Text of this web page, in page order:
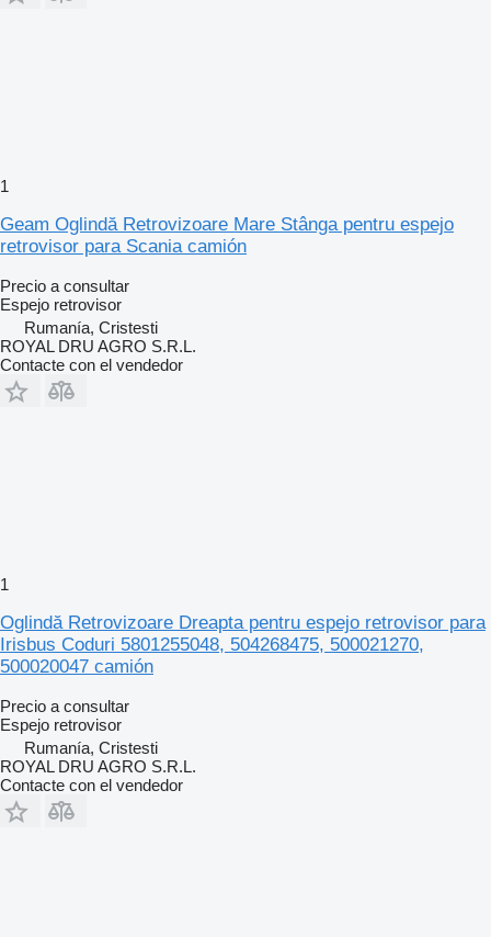
1
Geam Oglindă Retrovizoare Mare Stânga pentru espejo
retrovisor para Scania camión
Precio a consultar
Espejo retrovisor
Rumanía, Cristesti
ROYAL DRU AGRO S.R.L.
Contacte con el vendedor
1
Oglindă Retrovizoare Dreapta pentru espejo retrovisor para
Irisbus Coduri 5801255048, 504268475, 500021270,
500020047 camión
Precio a consultar
Espejo retrovisor
Rumanía, Cristesti
ROYAL DRU AGRO S.R.L.
Contacte con el vendedor